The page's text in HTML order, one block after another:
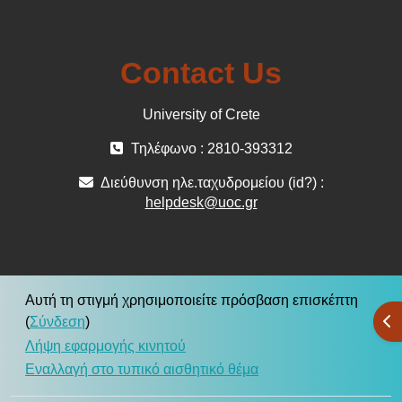
Contact Us
University of Crete
Τηλέφωνο : 2810-393312
Διεύθυνση ηλε.ταχυδρομείου (id?) :
helpdesk@uoc.gr
Αυτή τη στιγμή χρησιμοποιείτε πρόσβαση επισκέπτη
(Σύνδεση)
Λήψη εφαρμογής κινητού
Εναλλαγή στο τυπικό αισθητικό θέμα